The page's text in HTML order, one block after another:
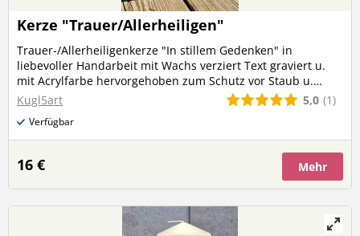
Kerze "Trauer/Allerheiligen"
Trauer-/Allerheiligenkerze "In stillem Gedenken" in
liebevoller Handarbeit mit Wachs verziert Text graviert u.
mit Acrylfarbe hervorgehoben zum Schutz vor Staub u.
Schmutz ist das Motiv mit Kerzenlack überzogen
Kerzenfarbe: weiß Höhe: ca. 15 cm Durchmesser: 7 cm
(Versandkosten werden bei mehreren Produkten nur
einmalig berechnet)
Kugl5art 5,0 (1)
Verfügbar
16 € Mehr